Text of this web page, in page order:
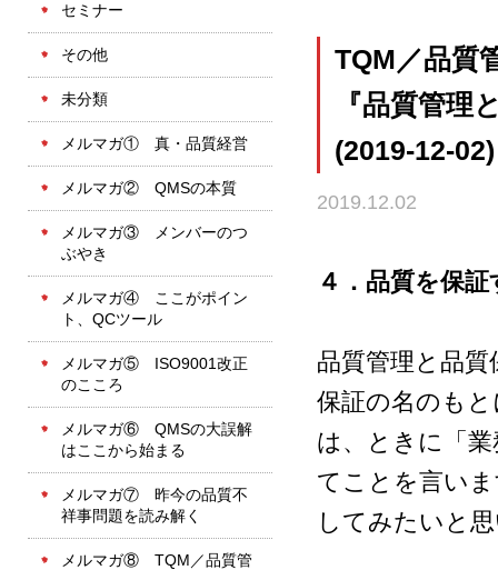
セミナー
その他
未分類
メルマガ① 真・品質経営
メルマガ② QMSの本質
メルマガ③ メンバーのつ
ぶやき
メルマガ④ ここがポイン
ト、QCツール
メルマガ⑤ ISO9001改正
のこころ
メルマガ⑥ QMSの大誤解
はここから始まる
メルマガ⑦ 昨今の品質不
祥事問題を読み解く
メルマガ⑧ TQM／品質管
TQM／品
『品質管
(2019-12-02)
2019.12.02
４．品質を保
品質管理と品
保証の名のも
は、ときに「
てことを言い
してみたいと